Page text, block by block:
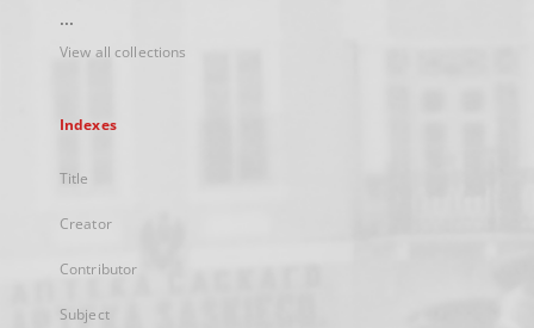
...
View all collections
Indexes
Title
Creator
Contributor
Subject